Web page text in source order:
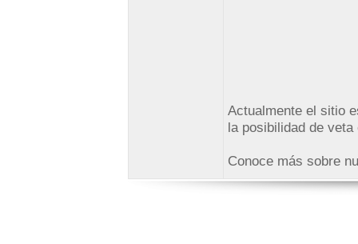
Actualmente el sitio
la posibilidad de
Conoce más sobre